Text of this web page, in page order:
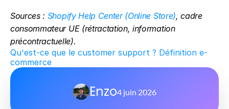
Sources : Shopify Help Center (Online Store), cadre
consommateur UE (rétractation, information
précontractuelle).
Qu'est-ce que le customer support ? Définition e-
commerce
Enzo4 juin 2026